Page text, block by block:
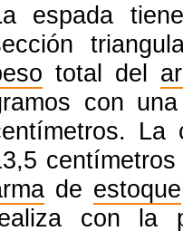
espada
total del
con
de estoque
con la